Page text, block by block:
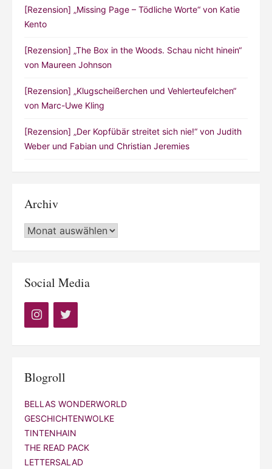
[Rezension] „Missing Page – Tödliche Worte“ von Katie
Kento
[Rezension] „The Box in the Woods. Schau nicht hinein“
von Maureen Johnson
[Rezension] „Klugscheißerchen und Vehlerteufelchen“
von Marc-Uwe Kling
[Rezension] „Der Kopfübär streitet sich nie!“ von Judith
Weber und Fabian und Christian Jeremies
Archiv
Archiv
Social Media
Blogroll
BELLAS WONDERWORLD
GESCHICHTENWOLKE
TINTENHAIN
THE READ PACK
LETTERSALAD